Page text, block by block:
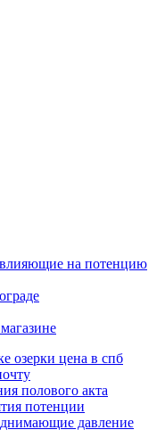
на потенцию
озерки цена в спб
полового акта
потенции
давление